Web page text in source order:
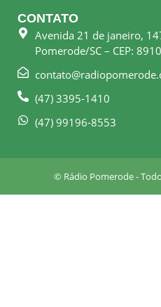
e
b
o
k
s
q
a
t
a
g
r
a
m
CONTATO
Avenida 21 de janeiro,
Pomerode/SC – CEP:
(47) 3395-1410
(47) 99196-8553
© Rádio Pomerode -